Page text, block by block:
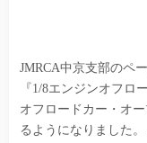
JMRCA中京支部のペ
『1/8エンジンオフロ
オフロードカー・オ
るようになりました